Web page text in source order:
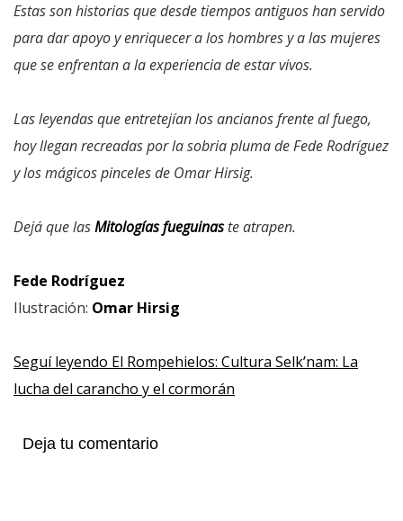
Estas son historias que desde tiempos antiguos han servido
para dar apoyo y enriquecer a los hombres y a las mujeres
que se enfrentan a la experiencia de estar vivos.
Las leyendas que entretejían los ancianos frente al fuego,
hoy llegan recreadas por la sobria pluma de Fede Rodríguez
y los mágicos pinceles de Omar Hirsig.
Dejá que lasMitologías fueguinaste atrapen.
Fede Rodríguez
Ilustración: Omar Hirsig
Seguí leyendo El Rompehielos: Cultura Selk’nam: La
lucha del carancho y el cormorán
Deja tu comentario